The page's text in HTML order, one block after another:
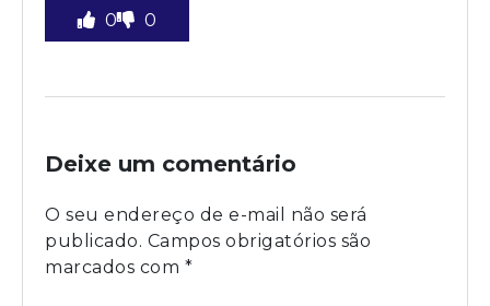
0 0
Deixe um comentário
O seu endereço de e-mail não será
publicado. Campos obrigatórios são
marcados com *